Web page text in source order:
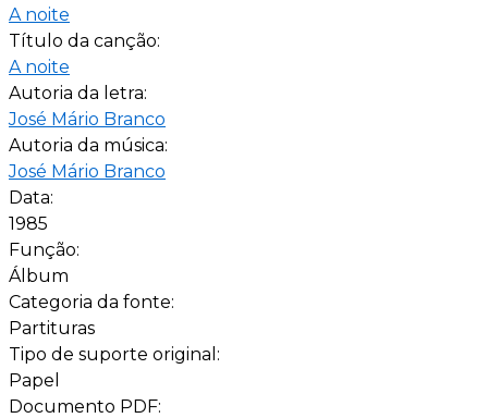
A noite
Título da canção:
A noite
Autoria da letra:
José Mário Branco
Autoria da música:
José Mário Branco
Data:
1985
Função:
Álbum
Categoria da fonte:
Partituras
Tipo de suporte original:
Papel
Documento PDF: